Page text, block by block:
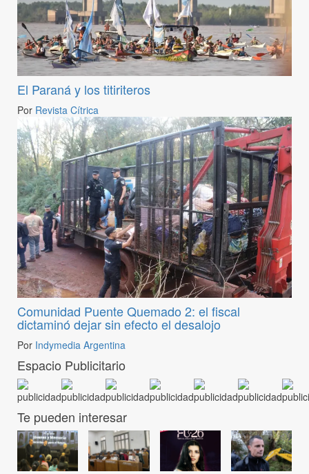
El Paraná y los titiriteros
Por Revista Cítrica
Comunidad Puente Quemado 2: el fiscal
dictaminó dejar sin efecto el desalojo
Por Indymedia Argentina
Espacio Publicitario
Te pueden interesar